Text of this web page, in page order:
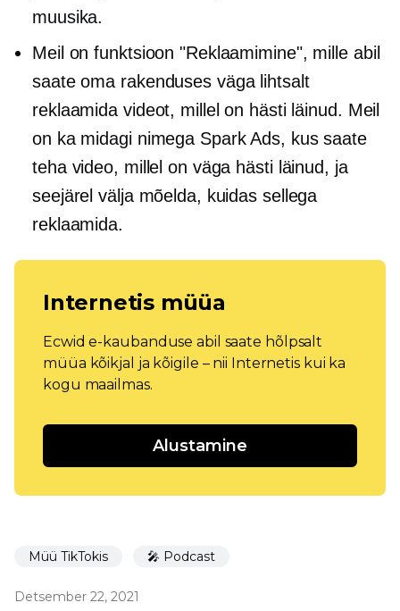
muusika.
Meil on funktsioon "Reklaamimine", mille abil
saate oma rakenduses väga lihtsalt
reklaamida videot, millel on hästi läinud. Meil
on ka midagi nimega Spark Ads, kus saate
teha video, millel on väga hästi läinud, ja
seejärel välja mõelda, kuidas sellega
reklaamida.
Internetis müüa
Ecwid e-kaubanduse abil saate hõlpsalt
müüa kõikjal ja kõigile – nii Internetis kui ka
kogu maailmas.
Alustamine
Müü TikTokis 🎤 Podcast
Detsember 22, 2021